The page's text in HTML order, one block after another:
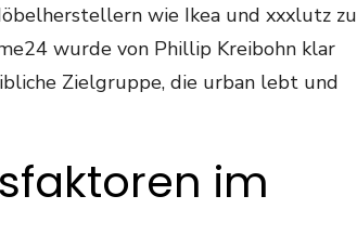
wie Ikea und xxxlutz zu
wurde von Phillip Kreibohn klar
Zielgruppe, die urban lebt und
im